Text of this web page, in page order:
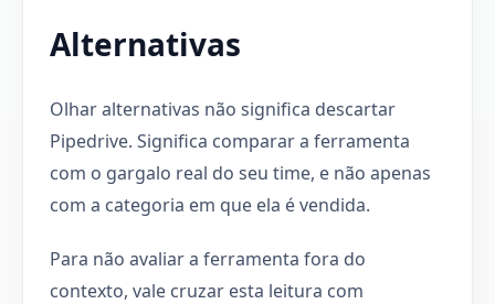
Alternativas
Olhar alternativas não significa descartar
Pipedrive. Significa comparar a ferramenta
com o gargalo real do seu time, e não apenas
com a categoria em que ela é vendida.
Para não avaliar a ferramenta fora do
contexto, vale cruzar esta leitura com